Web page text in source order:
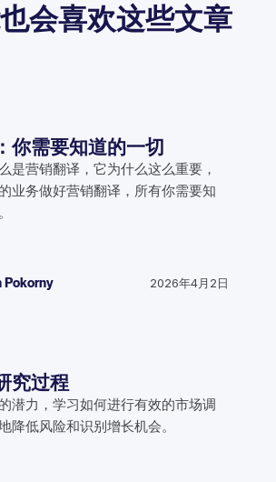
会喜欢这些文章
你需要知道的一切
是营销翻译，它为什么这么重要，
业务做好营销翻译，所有你需要知
Pokorny 2026年4月2日
究过程
潜力，学习如何进行有效的市场调
降低风险和识别增长机会。